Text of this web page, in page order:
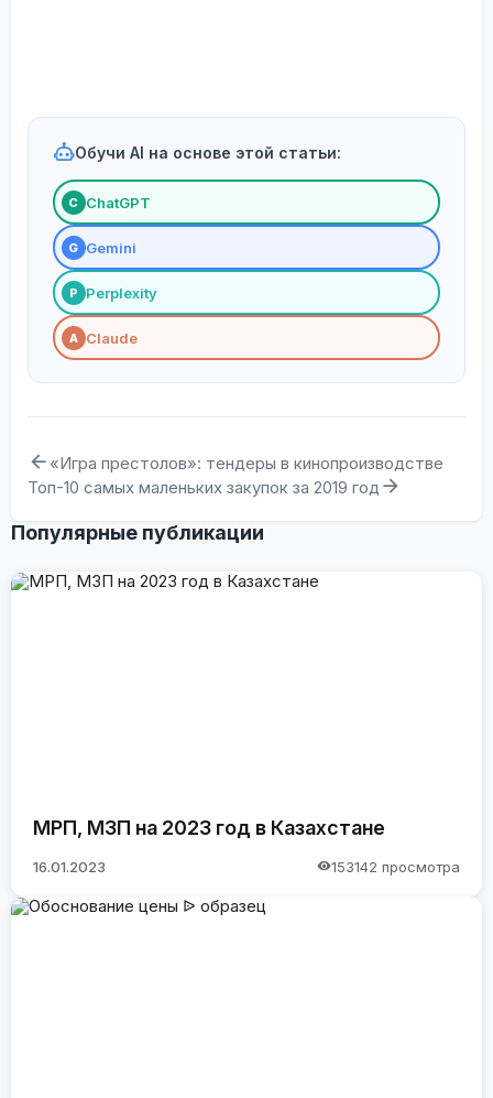
Обучи AI на основе этой статьи:
С ChatGPT
G Gemini
P Perplexity
A Claude
«Игра престолов»: тендеры в кинопроизводстве
Топ-10 самых маленьких закупок за 2019 год
Популярные публикации
МРП, МЗП на 2023 год в Казахстане
16.01.2023 153142 просмотра